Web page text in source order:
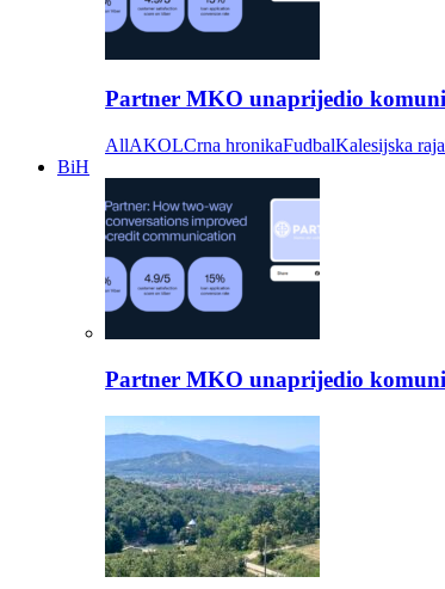
Partner MKO unaprijedio
AllAKOLCrna hronikaFudbalKalesijska raja
BiH
Partner MKO unaprijedio